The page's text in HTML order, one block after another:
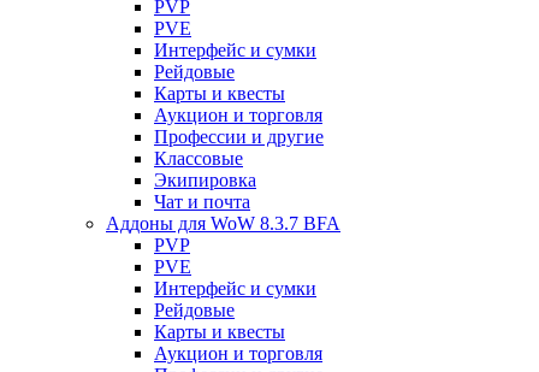
PVP
PVE
Интерфейс и сумки
Рейдовые
Карты и квесты
Аукцион и торговля
Профессии и другие
Классовые
Экипировка
Чат и почта
Аддоны для WoW 8.3.7 BFA
PVP
PVE
Интерфейс и сумки
Рейдовые
Карты и квесты
Аукцион и торговля